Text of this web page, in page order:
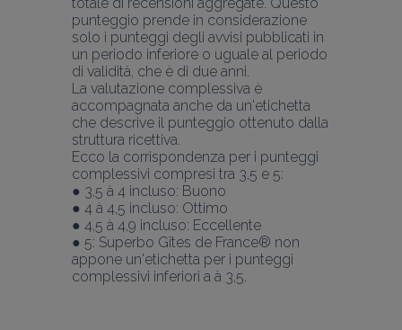
punteggio prende in considerazione
solo i punteggi degli avvisi pubblicati in
un periodo inferiore o uguale al periodo
di validità, che è di due anni.
La valutazione complessiva è
accompagnata anche da un'etichetta
che descrive il punteggio ottenuto dalla
struttura ricettiva.
Ecco la corrispondenza per i punteggi
complessivi compresi tra 3,5 e 5:
● 3,5 à 4 incluso: Buono
● 4 à 4,5 incluso: Ottimo
● 4,5 à 4,9 incluso: Eccellente
● 5: Superbo Gîtes de France® non
appone un'etichetta per i punteggi
complessivi inferiori a à 3,5.